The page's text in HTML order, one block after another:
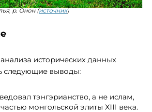
р. Онон (источник)
исторических данных
следующие выводы:
тэнгэрианство, а не ислам,
монгольской элиты XIII века.